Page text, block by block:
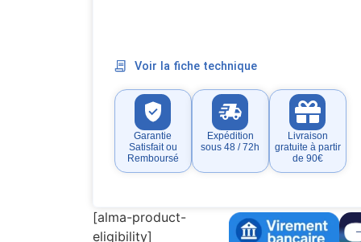
Voir la fiche technique
Garantie
Satisfait ou
Remboursé
Expédition
sous 48 / 72h
Livraison
gratuite à partir
de 90€
[alma-product-
eligibility]